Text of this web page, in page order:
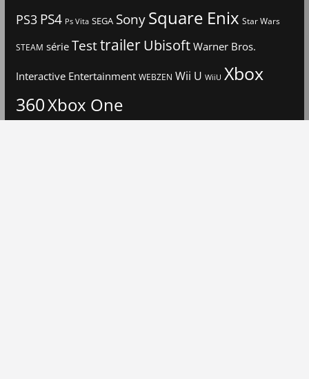
PS3 PS4 Ps Vita SEGA Sony Square Enix Star Wars
STEAM série TesttrailerUbisoftWarner Bros.
Interactive Entertainment WEBZEN Wii U WiiU Xbox
360Xbox One